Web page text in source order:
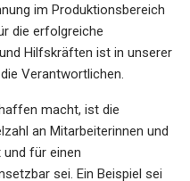
im Produktionsbereich
die erfolgreiche
Hilfskräften ist in unserer
Verantwortlichen.
macht, ist die
an Mitarbeiterinnen und
für einen
sei. Ein Beispiel sei